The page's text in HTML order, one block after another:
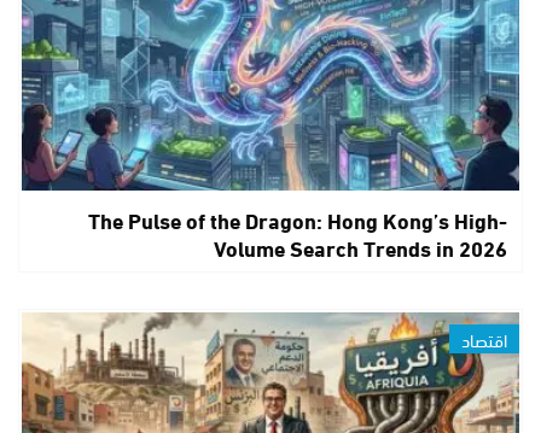
The Pulse of the Dragon: Hong Kong’s High-
Volume Search Trends in 2026
اقتصاد